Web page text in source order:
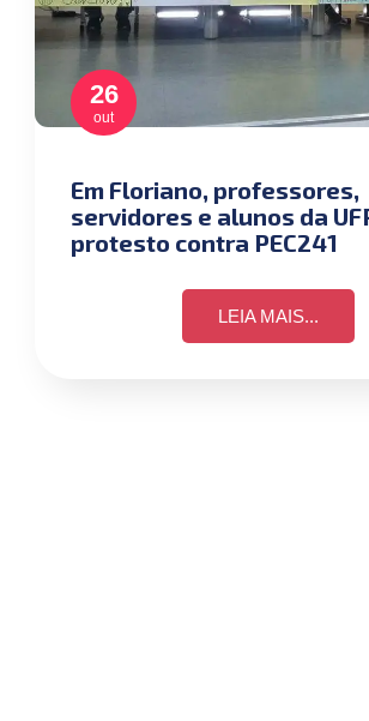
26
out
Em Floriano, professores,
servidores e alunos da
protesto contra PEC241
LEIA MAIS...